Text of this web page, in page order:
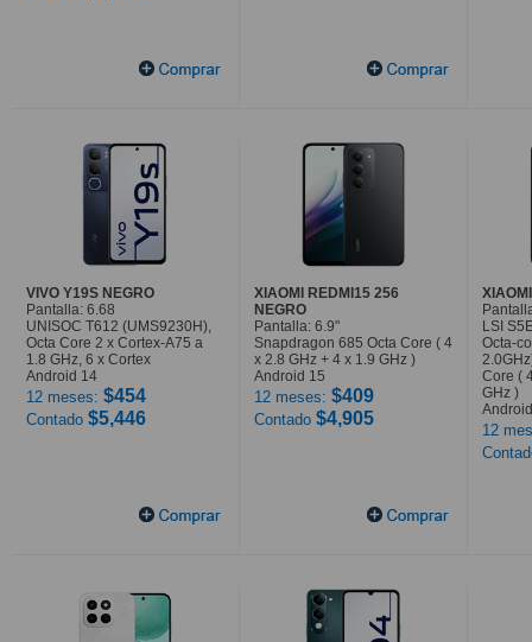
VIVO Y19S NEGRO
Pantalla: 6.68
UNISOC T612 (UMS9230H),
Octa Core 2 x Cortex-A75 a
1.8 GHz, 6 x Cortex
Android 14
12 meses: $454
Contado $5,446
XIAOMI REDMI15 256
NEGRO
Pantalla: 6.9"
Snapdragon 685 Octa Core ( 4
x 2.8 GHz + 4 x 1.9 GHz )
Android 15
12 meses: $409
Contado $4,905
LSI
Octa-
Core (
GHz )
12